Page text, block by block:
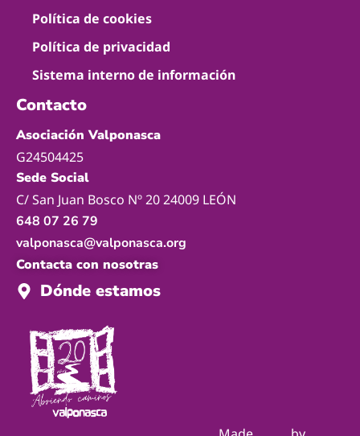
Política de cookies
Política de privacidad
Sistema interno de información
Contacto
Asociación Valponasca
G24504425
Sede Social
C/ San Juan Bosco Nº 20 24009 LEÓN
648 07 26 79
valponasca@valponasca.org
Contacta con nosotras
Dónde estamos